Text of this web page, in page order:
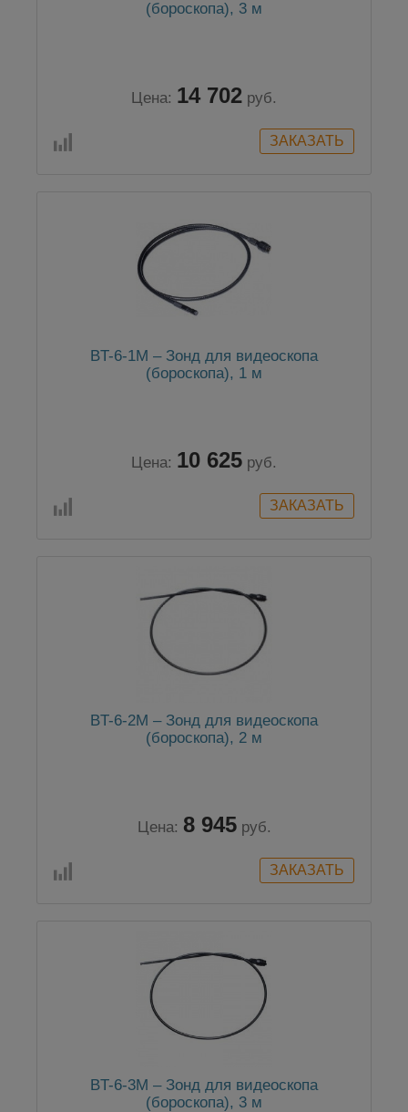
(бороскопа), 3 м
Цена: 14 702 руб.
BT-6-1М – Зонд для видеоскопа
(бороскопа), 1 м
Цена: 10 625 руб.
BT-6-2М – Зонд для видеоскопа
(бороскопа), 2 м
Цена: 8 945 руб.
BT-6-3М – Зонд для видеоскопа
(бороскопа), 3 м